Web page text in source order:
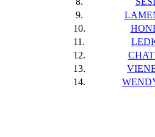
9.
10.
11.
12.
13.
14.